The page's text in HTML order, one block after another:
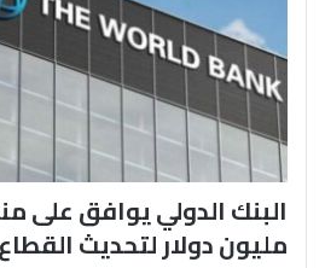
مليون دولار لتحديث